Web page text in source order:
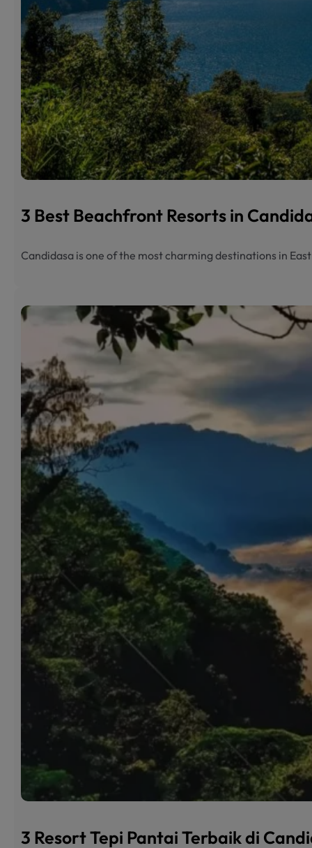
3 Best Beachfront Resorts in
Candidasa is one of the most charming destinations in
3 Resort Tepi Pantai Terbaik di